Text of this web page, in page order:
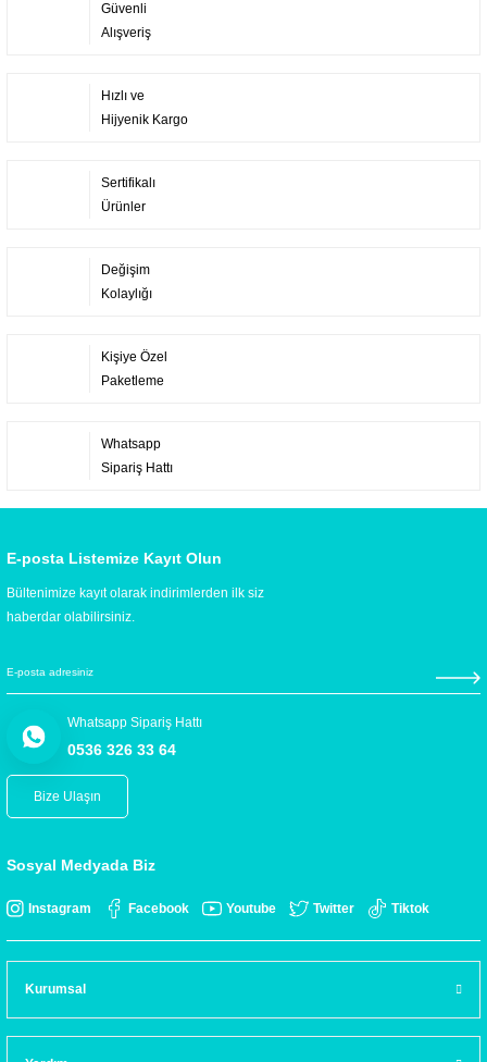
Güvenli
Alışveriş
Hızlı ve
Hijyenik Kargo
Sertifikalı
Ürünler
Değişim
Kolaylığı
Kişiye Özel
Paketleme
Whatsapp
Sipariş Hattı
E-posta Listemize Kayıt Olun
Bültenimize kayıt olarak indirimlerden ilk siz
haberdar olabilirsiniz.
Whatsapp Sipariş Hattı
0536 326 33 64
Bize Ulaşın
Sosyal Medyada Biz
Instagram Facebook Youtube Twitter Tiktok
Kurumsal